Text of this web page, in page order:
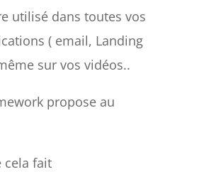
utilisé dans toutes vos
( email, Landing
sur vos vidéos..
propose au
cela fait